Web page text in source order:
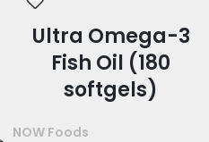
Ultra Omega-3
Fish Oil (180
softgels)
NOW Foods